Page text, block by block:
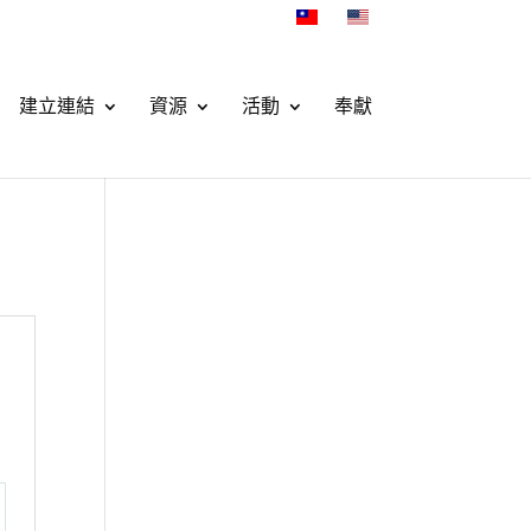
建立連結 資源 活動 奉獻